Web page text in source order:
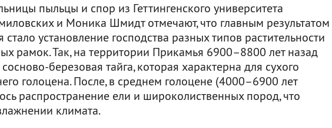
пыльцы и спор из Геттингенского университета
и Моника Шмидт отмечают, что главным результатом
стало установление господства разных типов растительности
рамок. Так, на территории Прикамья 6900–8800 лет назад
березовая тайга, которая характерна для сухого
голоцена. После, в среднем голоцене (4000–6900 лет
распространение ели и широколиственных пород, что
климата.